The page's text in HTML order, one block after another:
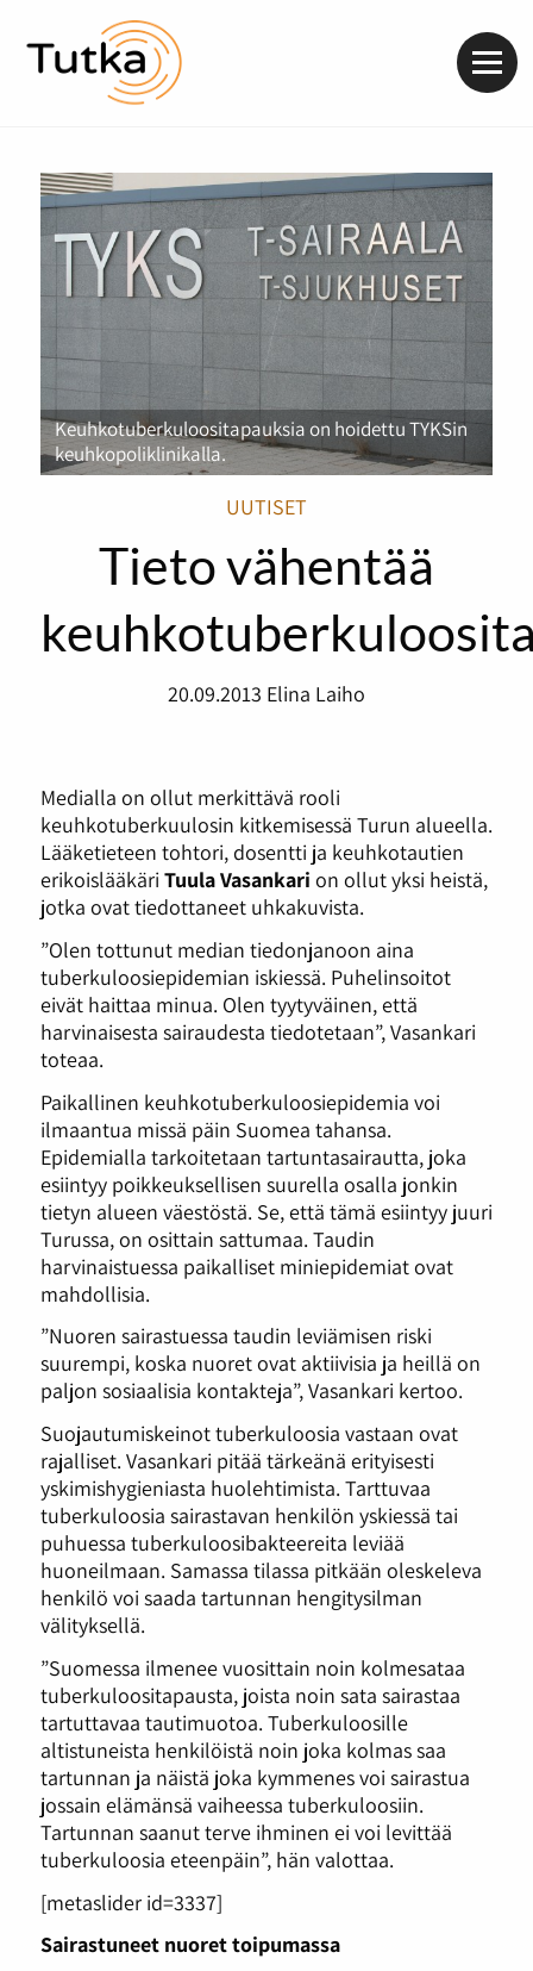
Keuhkotuberkuloositapauksia on hoidettu TYKSin
keuhkopoliklinikalla.
UUTISET
Tieto vähentää
20.09.2013 Elina Laiho
Medialla on ollut merkittävä rooli
keuhkotuberkuulosin kitkemisessä Turun alueella.
Lääketieteen tohtori, dosentti ja keuhkotautien
erikoislääkäri Tuula Vasankari on ollut yksi heistä,
jotka ovat tiedottaneet uhkakuvista.
”Olen tottunut median tiedonjanoon aina
tuberkuloosiepidemian iskiessä. Puhelinsoitot
eivät haittaa minua. Olen tyytyväinen, että
harvinaisesta sairaudesta tiedotetaan”, Vasankari
toteaa.
Paikallinen keuhkotuberkuloosiepidemia voi
ilmaantua missä päin Suomea tahansa.
Epidemialla tarkoitetaan tartuntasairautta, joka
esiintyy poikkeuksellisen suurella osalla jonkin
tietyn alueen väestöstä. Se, että tämä esiintyy juuri
Turussa, on osittain sattumaa. Taudin
harvinaistuessa paikalliset miniepidemiat ovat
mahdollisia.
”Nuoren sairastuessa taudin leviämisen riski
suurempi, koska nuoret ovat aktiivisia ja heillä on
paljon sosiaalisia kontakteja”, Vasankari kertoo.
Suojautumiskeinot tuberkuloosia vastaan ovat
rajalliset. Vasankari pitää tärkeänä erityisesti
yskimishygieniasta huolehtimista. Tarttuvaa
tuberkuloosia sairastavan henkilön yskiessä tai
puhuessa tuberkuloosibakteereita leviää
huoneilmaan. Samassa tilassa pitkään oleskeleva
henkilö voi saada tartunnan hengitysilman
välityksellä.
”Suomessa ilmenee vuosittain noin kolmesataa
tuberkuloositapausta, joista noin sata sairastaa
tartuttavaa tautimuotoa. Tuberkuloosille
altistuneista henkilöistä noin joka kolmas saa
tartunnan ja näistä joka kymmenes voi sairastua
jossain elämänsä vaiheessa tuberkuloosiin.
Tartunnan saanut terve ihminen ei voi levittää
tuberkuloosia eteenpäin”, hän valottaa.
[metaslider id=3337]
Sairastuneet nuoret toipumassa